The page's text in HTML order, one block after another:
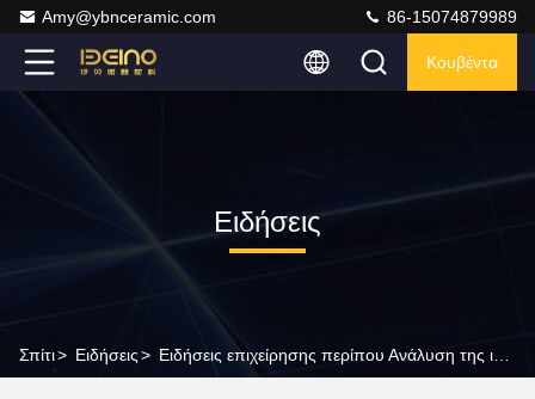
Amy@ybnceramic.com 86-15074879989
Κουβέντα
Ειδήσεις
Σπίτι> Ειδήσεις>